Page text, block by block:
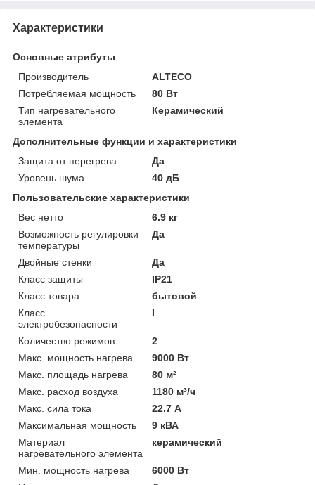
Характеристики
Основные атрибуты
Производитель
ALTECO
Потребляемая мощность
80 Вт
Тип нагревательного
элемента
Керамический
Дополнительные функции и характеристики
Защита от перегрева
Да
Уровень шума
40 дБ
Пользовательские характеристики
Вес нетто
6.9 кг
Возможность регулировки
температуры
Да
Двойные стенки
Да
Класс защиты
IP21
Класс товара
бытовой
Класс
электробезопасности
I
Количество режимов
2
Макс. мощность нагрева
9000 Вт
Макс. площадь нагрева
80 м²
Макс. расход воздуха
1180 м³/ч
Макс. сила тока
22.7 А
Максимальная мощность
9 кВА
Материал
нагревательного элемента
керамический
Мин. мощность нагрева
6000 Вт